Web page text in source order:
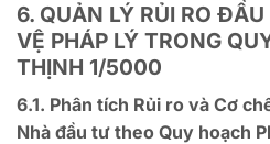
6. QUẢN LÝ RỦI RO
VỆ PHÁP LÝ TRONG
THỊNH 1/5000
6.1. Phân tích Rủi ro và Cơ
Nhà đầu tư theo Quy hoạch